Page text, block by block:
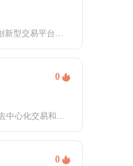
BitradeX是一家专注于数字货币交易的创新型交易平台，近年来凭借其技术实力和市场表现迅
0
HoldstationDeFutures是一个专注于期货去中心化交易和账户抽象（AA）技术
0